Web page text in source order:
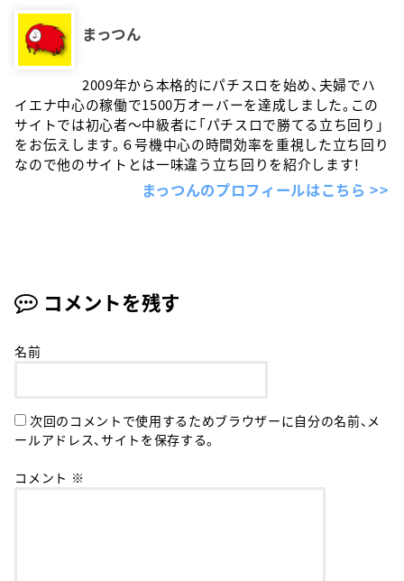
まっつん
2009年から本格的にパチスロを始め、夫婦でハ
イエナ中心の稼働で1500万オーバーを達成しました。この
サイトでは初心者〜中級者に「パチスロで勝てる立ち回り」
をお伝えします。６号機中心の時間効率を重視した立ち回り
なので他のサイトとは一味違う立ち回りを紹介します！
まっつんのプロフィールはこちら >>
コメントを残す
名前
次回のコメントで使用するためブラウザーに自分の名前、メ
ールアドレス、サイトを保存する。
コメント ※